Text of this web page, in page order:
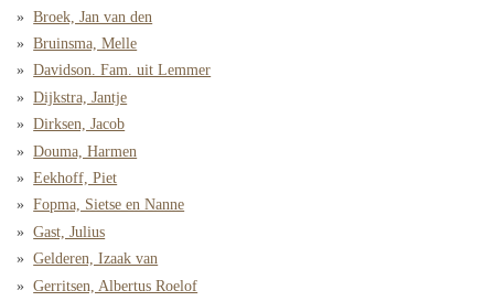
Broek, Jan van den
Bruinsma, Melle
Davidson. Fam. uit Lemmer
Dijkstra, Jantje
Dirksen, Jacob
Douma, Harmen
Eekhoff, Piet
Fopma, Sietse en Nanne
Gast, Julius
Gelderen, Izaak van
Gerritsen, Albertus Roelof